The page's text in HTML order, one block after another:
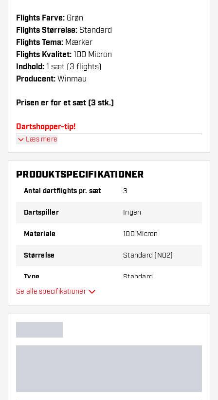
Flights Farve: Grøn
Flights Størrelse: Standard
Flights Tema: Mærker
Flights Kvalitet: 100 Micron
Indhold: 1 sæt (3 flights)
Producent: Winmau
Prisen er for et sæt (3 stk.)
Dartshopper-tip!
på lager. Disse kan blive beskadiget eller
knækket ved brug.
anden tykkelse på flights for at finde ud af,
Læs mere
PRODUKTSPECIFIKATIONER
Antal dartflights pr. sæt 3
Dartspiller Ingen
Materiale 100 Micron
Størrelse Standard (NO2)
Type Standard
Hovedfarve
Se alle specifikationer